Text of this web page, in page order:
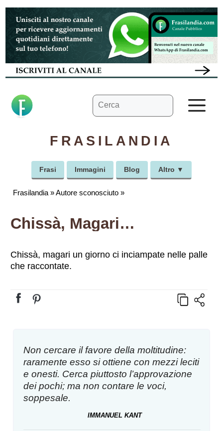
Vai
contenuto
Ricerca
per:
FRASILANDIA
Frasi Immagini Blog Altro ▼
Frasilandia »Autore sconosciuto »
Chissà, Magari…
Chissà, magari un giorno ci inciampate nelle palle
che raccontate.
Non cercare il favore della moltitudine:
raramente esso si ottiene con mezzi leciti
e onesti. Cerca piuttosto l’approvazione
dei pochi; ma non contare le voci,
soppesale.
IMMANUEL KANT